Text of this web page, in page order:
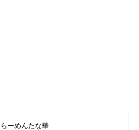
らーめんたな華